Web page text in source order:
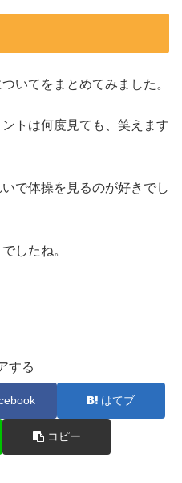
いてをまとめてみました。
トは何度見ても、笑えます
で体操を見るのが好きでし
したね。
する
はてブ
コピー